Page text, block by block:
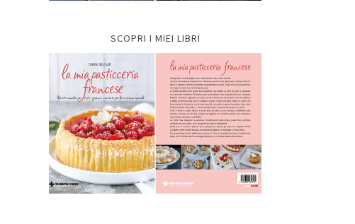
SCOPRI I MIEI LIBRI